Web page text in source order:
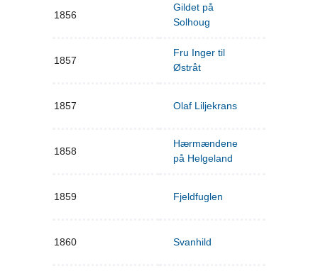
1856
Gildet på
Solhoug
1857
Fru Inger til
Østråt
1857 Olaf Liljekrans
1858
Hærmændene
på Helgeland
1859 Fjeldfuglen
1860 Svanhild